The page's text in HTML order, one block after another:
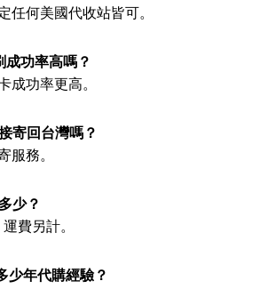
任何美國代收站皆可。
功率高嗎？
成功率更高。
寄回台灣嗎？
服務。
少？
費另計。
少年代購經驗？